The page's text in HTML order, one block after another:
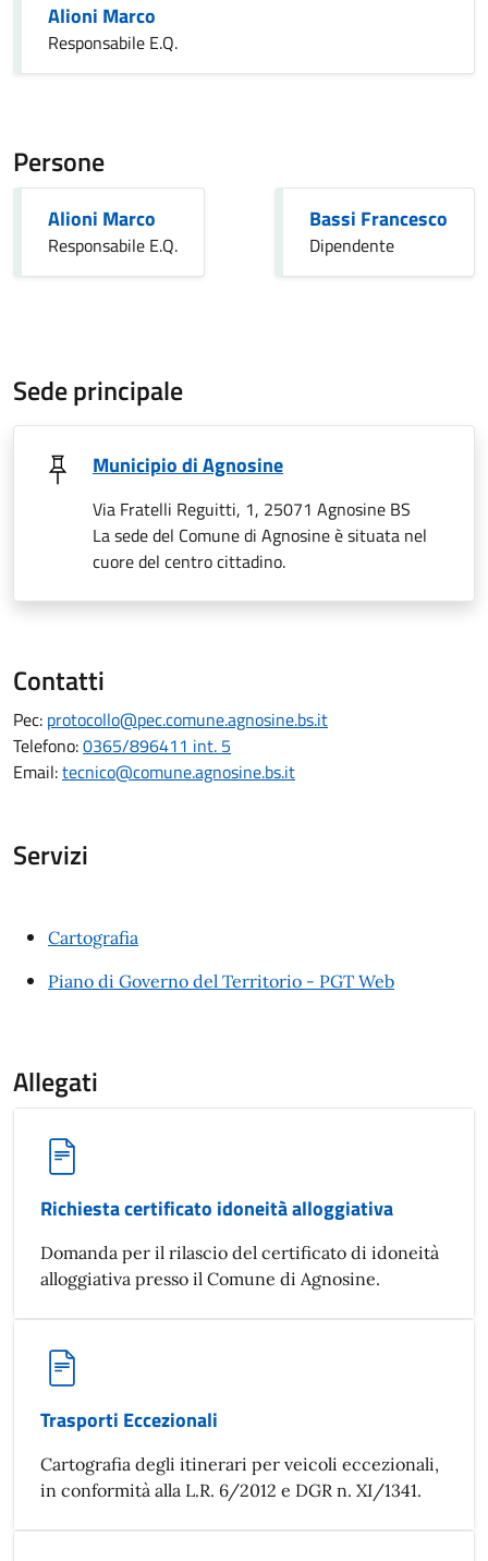
Alioni Marco
Responsabile E.Q.
Persone
Alioni Marco
Responsabile E.Q.
Bassi Francesco
Dipendente
Sede principale
Municipio di Agnosine
Via Fratelli Reguitti, 1, 25071 Agnosine BS
La sede del Comune di Agnosine è situata nel
cuore del centro cittadino.
Contatti
Pec: protocollo@pec.comune.agnosine.bs.it
Telefono:0365/896411 int. 5
Email:tecnico@comune.agnosine.bs.it
Servizi
Cartografia
Piano di Governo del Territorio - PGT Web
Allegati
Richiesta certificato idoneità alloggiativa
Domanda per il rilascio del certificato di idoneità
alloggiativa presso il Comune di Agnosine.
Trasporti Eccezionali
Cartografia degli itinerari per veicoli eccezionali,
in conformità alla L.R. 6/2012 e DGR n. XI/1341.